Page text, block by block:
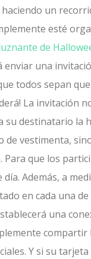
haciendo un
esté
de
enviar una
todos sepan
La invitación
su destinatario la
de vestimenta,
Para que los
Además, a
en cada una
una
compartir
Y si su